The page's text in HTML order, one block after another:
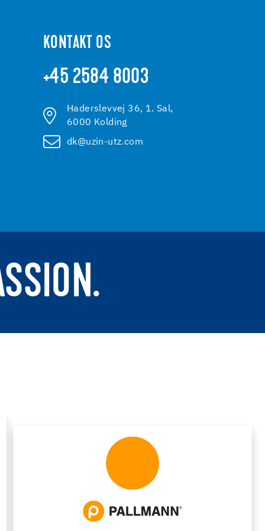
KONTAKT OS
+45 2584 8003
Haderslevvej 36, 1. Sal,
6000 Kolding
dk@uzin-utz.com